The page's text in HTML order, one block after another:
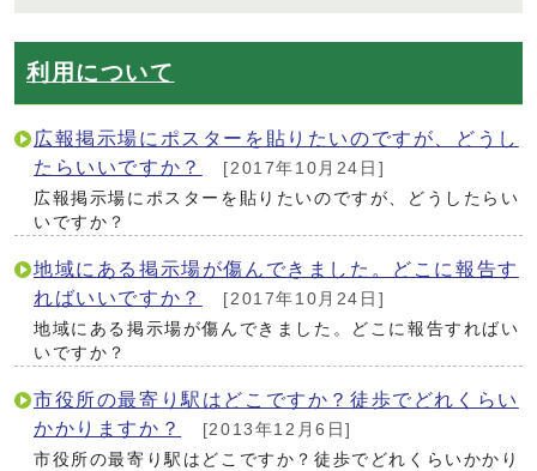
利用について
広報掲示場にポスターを貼りたいのですが、どうし
たらいいですか？
[2017年10月24日]
広報掲示場にポスターを貼りたいのですが、どうしたらい
いですか？
地域にある掲示場が傷んできました。どこに報告す
ればいいですか？
[2017年10月24日]
地域にある掲示場が傷んできました。どこに報告すればい
いですか？
市役所の最寄り駅はどこですか？徒歩でどれくらい
かかりますか？
[2013年12月6日]
市役所の最寄り駅はどこですか？徒歩でどれくらいかかり